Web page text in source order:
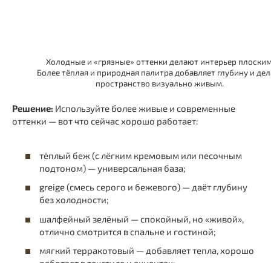
Холодные и «грязные» оттенки делают интерьер
Более тёплая и природная палитра добавляет глубину и
пространство визуально живым.
Решение: Используйте более живые и современные
оттенки — вот что сейчас хорошо работает:
тёплый беж (с лёгким кремовым или песочным
подтоном) — универсальная база;
greige (смесь серого и бежевого) — даёт глубину
без холодности;
шалфейный зелёный — спокойный, но «живой»,
отлично смотрится в спальне и гостиной;
мягкий терракотовый — добавляет тепла, хорошо